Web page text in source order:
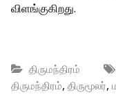
விளங்குகிறது.
திருமந்திரம்
திருமந்திரம், திருமூலர்,